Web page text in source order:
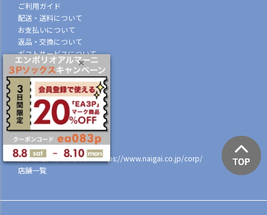
ご利用ガイド
配送・送料について
お支払いについて
返品・交換について
ギフトサービスについて
特定商取引法に基づく表示
個人情報の取扱
会社概要
株式会社ナイガイ
(東証スタンダード市場上場)
107-0052
東京都港区赤坂7丁目8-5https://www.naigai.co.jp/corp/
店舗一覧